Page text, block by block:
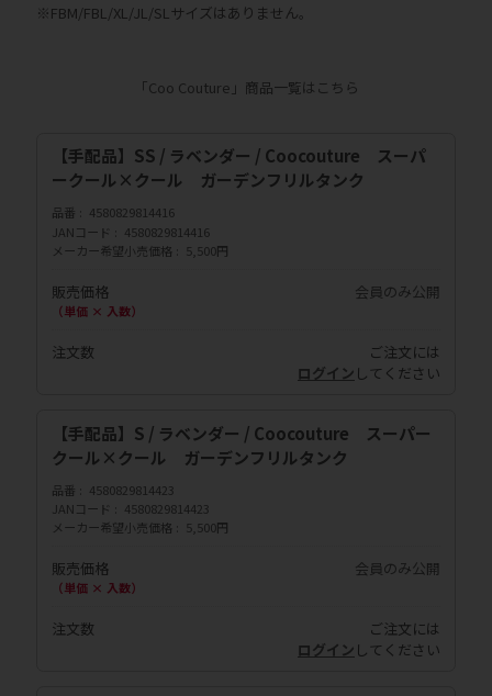
※FBM/FBL/XL/JL/SLサイズはありません。
「Coo Couture」商品一覧はこちら
【手配品】SS / ラベンダー / Coocouture スーパ
ークール×クール ガーデンフリルタンク
品番
4580829814416
JANコード
4580829814416
メーカー希望小売価格
5,500円
販売価格
（単価 × 入数）
会員のみ公開
注文数
ご注文には
ログイン してください
【手配品】S / ラベンダー / Coocouture スーパー
クール×クール ガーデンフリルタンク
品番
4580829814423
JANコード
4580829814423
メーカー希望小売価格
5,500円
販売価格
（単価 × 入数）
会員のみ公開
注文数
ご注文には
ログイン してください